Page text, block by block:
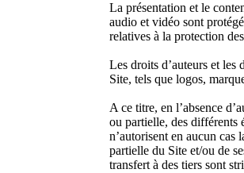
La présentation et le
audio et vidéo sont
relatives à la protection
Les droits d’auteurs et
Site, tels que logos,
A ce titre, en l’absence
ou partielle, des différents
n’autorisent en aucun
partielle du Site et/ou de
transfert à des tiers sont